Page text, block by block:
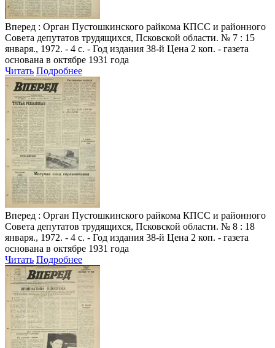
Вперед : Орган Пустошкинского райкома КПСС и районного
Совета депутатов трудящихся, Псковской области. № 7 : 15
января., 1972. - 4 с. - Год издания 38-й Цена 2 коп. - газета
основана в октябре 1931 года
Читать Подробнее
Вперед : Орган Пустошкинского райкома КПСС и районного
Совета депутатов трудящихся, Псковской области. № 8 : 18
января., 1972. - 4 с. - Год издания 38-й Цена 2 коп. - газета
основана в октябре 1931 года
Читать Подробнее